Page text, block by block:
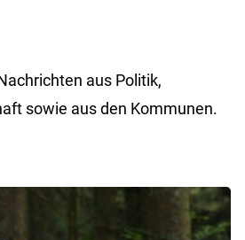
aus Politik,
sowie aus den Kommunen.